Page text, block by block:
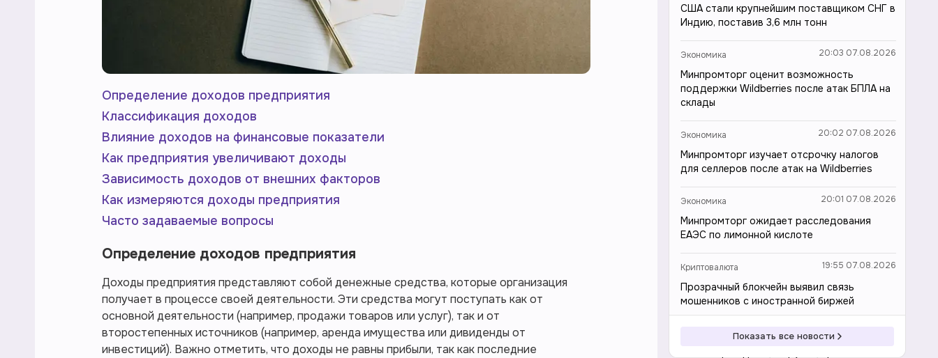
Определение доходов предприятия
Классификация доходов
Влияние доходов на финансовые показатели
Как предприятия увеличивают доходы
Зависимость доходов от внешних факторов
Как измеряются доходы предприятия
Часто задаваемые вопросы
Определение доходов предприятия
Доходы предприятия представляют собой денежные средства, которые организация
получает в процессе своей деятельности. Эти средства могут поступать как от
основной деятельности (например, продажи товаров или услуг), так и от
второстепенных источников (например, аренда имущества или дивиденды от
инвестиций). Важно отметить, что доходы не равны прибыли, так как последние
США стали крупнейшим поставщиком СНГ в
Индию, поставив 3,6 млн тонн
Экономика 20:03 07.08.2026
Минпромторг оценит возможность
поддержки Wildberries после атак БПЛА на
склады
Экономика 20:02 07.08.2026
Минпромторг изучает отсрочку налогов
для селлеров после атак на Wildberries
Экономика 20:01 07.08.2026
Минпромторг ожидает расследования
ЕАЭС по лимонной кислоте
Криптовалюта 19:55 07.08.2026
Прозрачный блокчейн выявил связь
мошенников с иностранной биржей
19:27 07.08.2026
Показать все новости